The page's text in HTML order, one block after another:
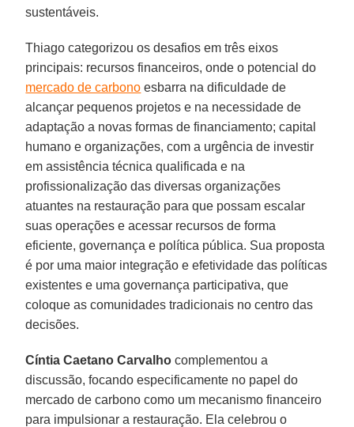
sustentáveis.
Thiago categorizou os desafios em três eixos
principais: recursos financeiros, onde o potencial do
mercado de carbono esbarra na dificuldade de
alcançar pequenos projetos e na necessidade de
adaptação a novas formas de financiamento; capital
humano e organizações, com a urgência de investir
em assistência técnica qualificada e na
profissionalização das diversas organizações
atuantes na restauração para que possam escalar
suas operações e acessar recursos de forma
eficiente, governança e política pública. Sua proposta
é por uma maior integração e efetividade das políticas
existentes e uma governança participativa, que
coloque as comunidades tradicionais no centro das
decisões.
Cíntia Caetano Carvalho complementou a
discussão, focando especificamente no papel do
mercado de carbono como um mecanismo financeiro
para impulsionar a restauração. Ela celebrou o